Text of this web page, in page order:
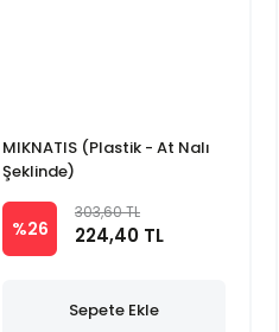
MIKNATIS (Plastik - At Nalı
Şeklinde)
%26
303,60 TL
224,40 TL
Sepete Ekle